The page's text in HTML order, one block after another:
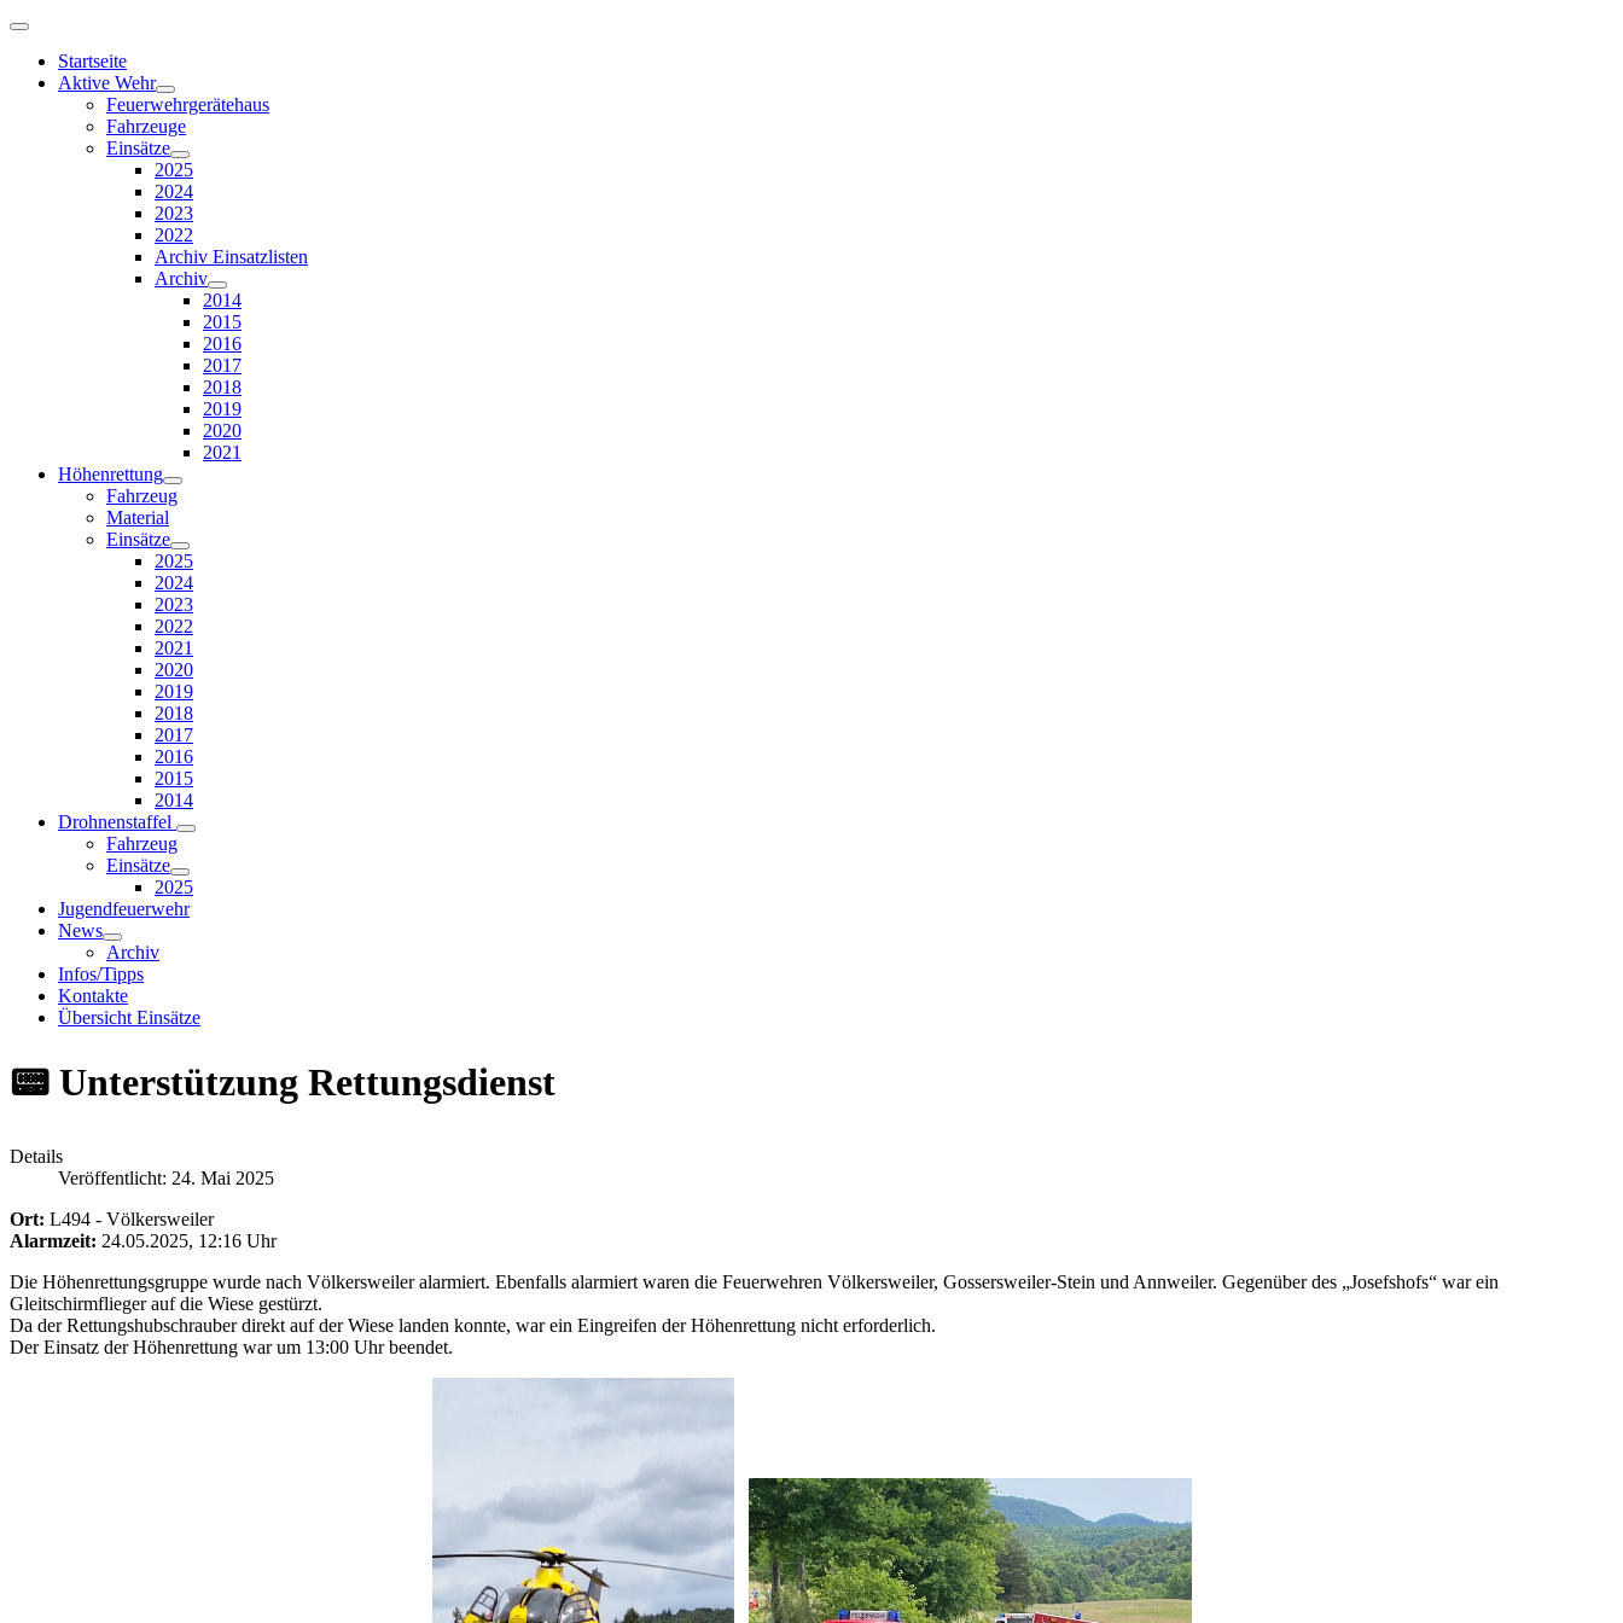
Startseite
Aktive Wehr
Feuerwehrgerätehaus
Fahrzeuge
Einsätze
2025
2024
2023
2022
Archiv Einsatzlisten
Archiv
2014
2015
2016
2017
2018
2019
2020
2021
Höhenrettung
Fahrzeug
Material
Einsätze
2025
2024
2023
2022
2021
2020
2019
2018
2017
2016
2015
2014
Drohnenstaffel
Fahrzeug
Einsätze
2025
Jugendfeuerwehr
News
Archiv
Infos/Tipps
Kontakte
Übersicht Einsätze
📟 Unterstützung Rettungsdienst
Details
Veröffentlicht: 24. Mai 2025
Ort: L494 - Völkersweiler
Alarmzeit: 24.05.2025, 12:16 Uhr
Die Höhenrettungsgruppe wurde nach Völkersweiler alarmiert. Ebenfalls alarmiert waren die Feuerwehren Völkersweiler, Gossersweiler-Stein und Annweiler. Gegenüber des „Josefshofs“ war ein
Gleitschirmflieger auf die Wiese gestürzt.
Da der Rettungshubschrauber direkt auf der Wiese landen konnte, war ein Eingreifen der Höhenrettung nicht erforderlich.
Der Einsatz der Höhenrettung war um 13:00 Uhr beendet.